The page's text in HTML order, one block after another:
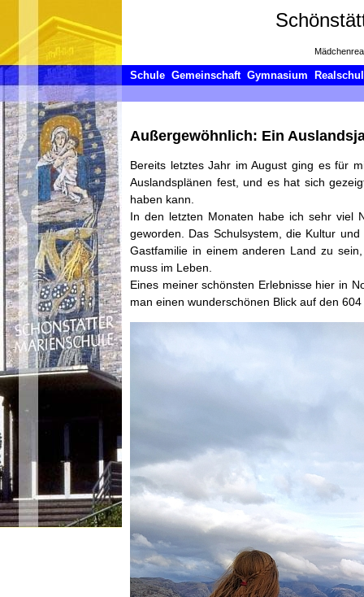
Schule Gemeinschaft Gymnasium
Außergewöhnlich: Ein
Bereits letztes Jahr im August ging es für
Auslandsplänen fest, und es hat sich
haben kann.
In den letzten Monaten habe ich sehr viel
geworden. Das Schulsystem, die Kultur
Gastfamilie in einem anderen Land zu
muss im Leben.
Eines meiner schönsten Erlebnisse hier in
man einen wunderschönen Blick auf den